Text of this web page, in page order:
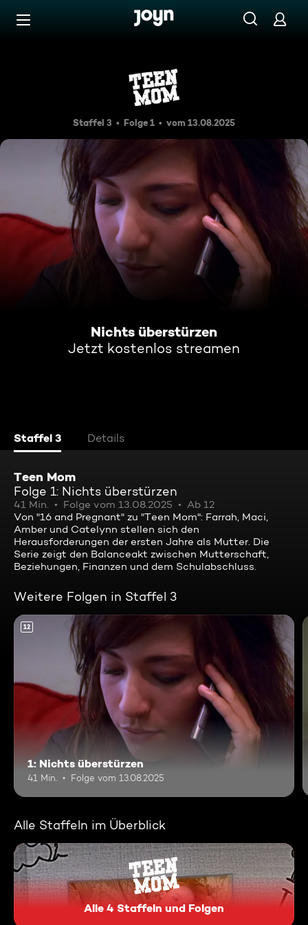
Zum Inhalt springen
Nichts überstürzen
Staffel 3 Folge 1 vom 13.08.2025
Nichts überstürzen
Jetzt kostenlos streamen
Staffel 3 Details
Teen Mom
Folge 1: Nichts überstürzen
41 Min. Folge vom 13.08.2025
Ab 12
Von "16 and Pregnant" zu "Teen Mom": Farrah, Maci,
Amber und Catelynn stellen sich den
Herausforderungen der ersten Jahre als Mutter. Die
Serie zeigt den Balanceakt zwischen Mutterschaft,
Beziehungen, Finanzen und dem Schulabschluss.
Weitere Folgen in Staffel 3
12
1: Nichts überstürzen
41 Min. Folge vom 13.08.2025
Alle Staffeln im Überblick
Alle 4 Staffeln und Folgen